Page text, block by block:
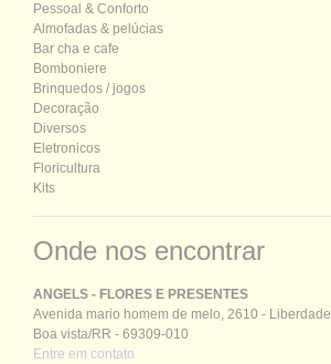
Pessoal & Conforto
Almofadas & pelúcias
Bar cha e cafe
Bomboniere
Brinquedos / jogos
Decoração
Diversos
Eletronicos
Floricultura
Kits
Onde nos encontrar
ANGELS - FLORES E PRESENTES
Avenida mario homem de melo, 2610 - Liberdade
Boa vista/RR - 69309-010
Entre em contato